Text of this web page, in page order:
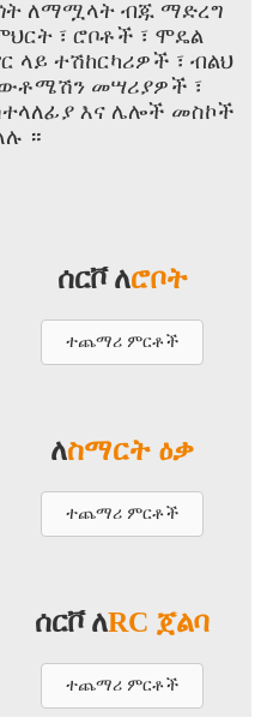
ለማሟላት ብጁ ማድረግ
፣ ሮቦቶች ፣ ሞዴል
ላይ ተሽከርካሪዎች ፣ ብልህ
መሣሪያዎች ፣
እና ሌሎች መስኮች
።
ሰርቮ ለሮቦት
ተጨማሪ ምርቶች
ለስማርት ዕቃ
ተጨማሪ ምርቶች
ሰርቮ ለRC ጀልባ
ተጨማሪ ምርቶች